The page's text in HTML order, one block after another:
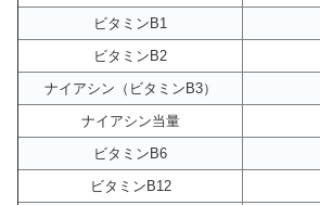
ビタミンB1
ビタミンB2
ナイアシン（ビタミンB3）
ナイアシン当量
ビタミンB6
ビタミンB12